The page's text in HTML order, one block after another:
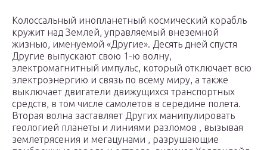
Колоссальный инопланетный космический корабль
кружит над Землей, управляемый внеземной
жизнью, именуемой «Другие». Десять дней спустя
Другие выпускают свою 1-ю волну,
электромагнитный импульс, который отключает всю
электроэнергию и связь по всему миру, а также
выключает двигатели движущихся транспортных
средств, в том числе самолетов в середине полета.
Вторая волна заставляет Других манипулировать
геологией планеты и линиями разломов , вызывая
землетрясения и мегацунами , разрушающие